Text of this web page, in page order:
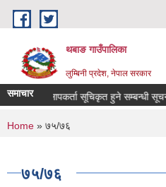
Skip to main content
थबाङ गाउँपालिका
लुम्बिनी प्रदेश, नेपाल सरकार
समाचार
मेलमिलापकर्ता सूचिकृत हुने सम्बन्धी सूचना ।
You are here
Home » ७५/७६
७५/७६